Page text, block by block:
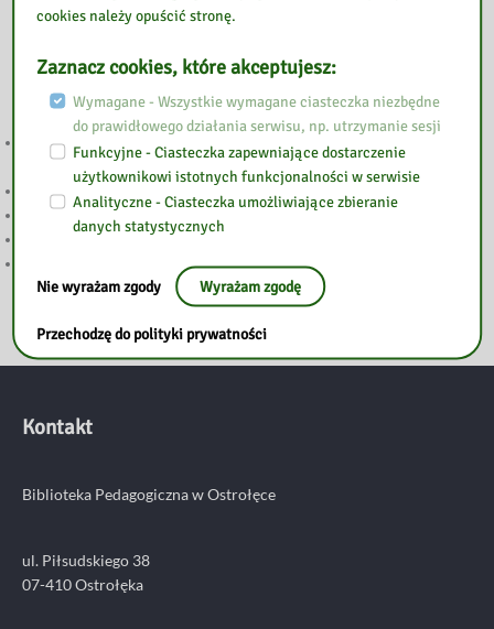
„LETNIE GRANIE” PONOWNIE W GOŁOTCZYŹNIE. DWA DNI MUZYKI,
KINA I RODZINNEJ ZABAWY
SIERPNIOWE KODY DO LEGIMI i EMPIK GO
Głosowanie w 7. edycji Budżetu Obywatelskiego Mazowsza
WAKACJI Z BIBLIOTEKĄ CIĄG DALSZY
Kontakt
Biblioteka Pedagogiczna w Ostrołęce
ul. Piłsudskiego 38
07-410 Ostrołęka
cookies należy opuścić stronę.
Zaznacz cookies, które akceptujesz:
Wymagane - Wszystkie wymagane ciasteczka niezbędne
do prawidłowego działania serwisu, np. utrzymanie sesji
Funkcyjne - Ciasteczka zapewniające dostarczenie
użytkownikowi istotnych funkcjonalności w serwisie
Analityczne - Ciasteczka umożliwiające zbieranie
danych statystycznych
Nie wyrażam zgody Wyrażam zgodę
Przechodzę do polityki prywatności